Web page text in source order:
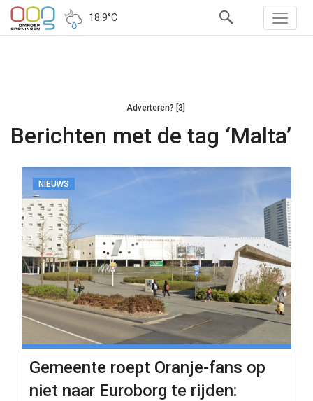
18.9°C
Adverteren? [3]
Berichten met de tag ‘Malta’
NIEUWS
Gemeente roept Oranje-fans op
niet naar Euroborg te rijden: